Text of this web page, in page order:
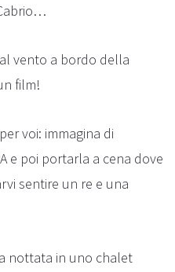
vento a bordo della
film!
voi: immagina di
e poi portarla a cena dove
sentire un re e una
nottata in uno chalet